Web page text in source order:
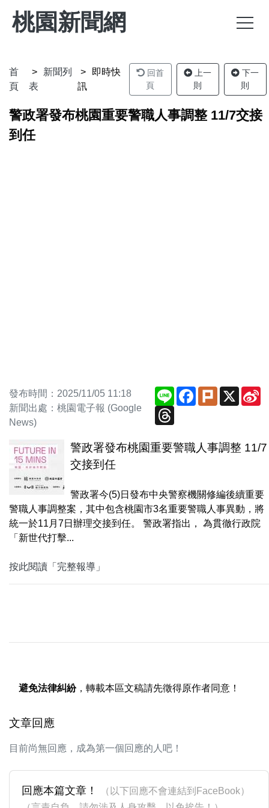
桃園新聞網
首
頁
新聞列
表
即時快
訊
回首
頁
上一
則
下一
則
警政署發布桃園重要警職人事調整 11/7交接
到任
發布時間：2025/11/05 11:18
新聞出處：桃園電子報 (Google
News)
Line Facebook
PlurkX
Threads
警政署發布桃園重要警職人事調整 11/7
交接到任
警政署今(5)日發布中央警察機關修編後續重要
警職人事調整案，其中包含桃園市3名重要警職人事異動，將
統一於11月7日辦理交接到任。 警政署指出， 為貫徹行政院
「新世代打擊...
按此閱讀「完整報導」
避免法律糾紛，轉載本區文稿請先徵得原作者同意！
文章回應
目前尚無回應，成為第一個回應的人吧！
回應本篇文章！
（以下回應不會連結到FaceBook）